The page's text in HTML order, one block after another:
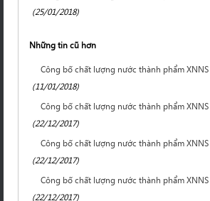
(25/01/2018)
Những tin cũ hơn
Công bố chất lượng nước thành phẩm XNNS
(11/01/2018)
Công bố chất lượng nước thành phẩm XNNS
(22/12/2017)
Công bố chất lượng nước thành phẩm XNNS
(22/12/2017)
Công bố chất lượng nước thành phẩm
(22/12/2017)